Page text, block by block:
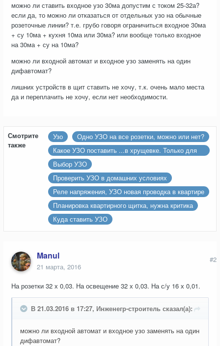
можно ли ставить входное узо 30ма допустим с током 25-32а?
если да, то можно ли отказаться от отдельных узо на обычные
розеточные линии? т.е. грубо говоря ограничиться входное 30ма
+ су 10ма + кухня 10ма или 30ма? или вообще только входное
на 30ма + су на 10ма?
можно ли входной автомат и входное узо заменять на один
дифавтомат?
лишних устройств в щит ставить не хочу, т.к. очень мало места
да и переплачить не хочу, если нет необходимости.
Смотрите
также
Узо
Одно УЗО на все розетки, можно или нет?
Какое УЗО поставить ...в хрущевке. Только для
холодильника и стир. машины!
Выбор УЗО
Проверить УЗО в домашних условиях
Реле напряжения, УЗО новая проводка в квартире
Планировка квартирного щитка, нужна критика
Куда ставить УЗО
Manul
21 марта, 2016
#2
На розетки 32 х 0,03. На освещение 32 х 0,03. На с/у 16 х 0,01.
В 21.03.2016 в 17:27, Инженегр-строитель сказал(а):
можно ли входной автомат и входное узо заменять на один
дифавтомат?